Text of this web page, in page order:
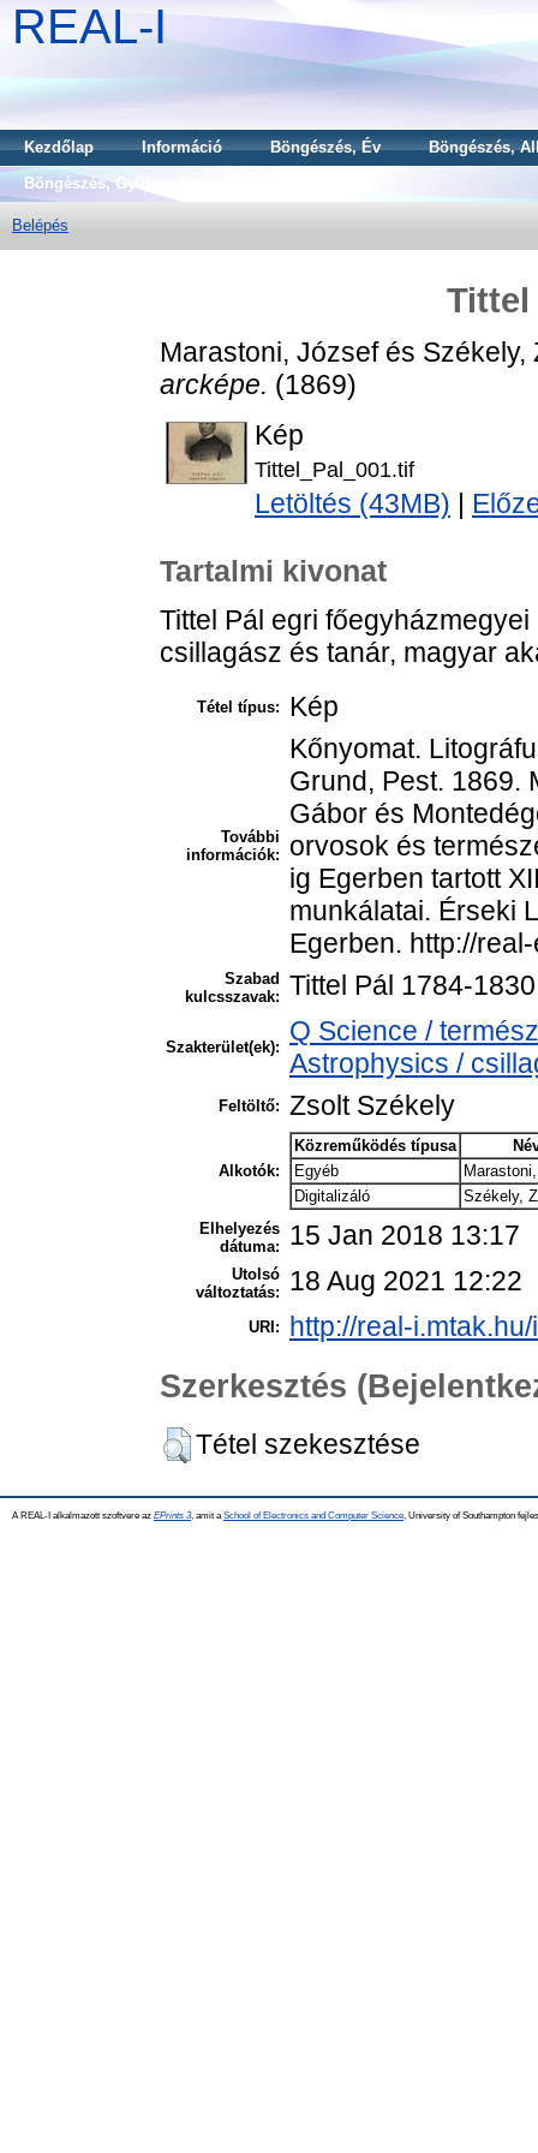
REAL-I
Kezdőlap Információ Böngészés, Év
Böngészés,
Böngészés, Gyűjtemény
Belépés
Tittel
Marastoni, Józsefés Székely,
arcképe. (1869)
Kép
Tittel_Pal_001.tif
Letöltés (43MB)
Tartalmi kivonat
Tittel Pál egri
csillagász és tanár, magyar
Tétel típus: Kép
További
információk:
Kőnyomat.
Grund, Pest. 1869.
Gábor és
orvosok és
ig Egerben tartott
munkálatai. Érseki
Egerben. http://
Szabad
kulcsszavak: Tittel Pál 1784-
Szakterület(ek):
Q Science /
Astrophysics /
Feltöltő: Zsolt Székely
Alkotók:
Közreműködés típusa
Egyéb
Digitalizáló
Székely,
Elhelyezés
dátuma:
15 Jan 2018 13:17
Utolsó
változtatás:
18 Aug 2021 12:22
URI: http://real-
Szerkesztés
Tétel szekesztése
A REAL-I alkalmazott szoftvere az EPrints 3, amit a School of Electronics and Computer Science , University of Southampton